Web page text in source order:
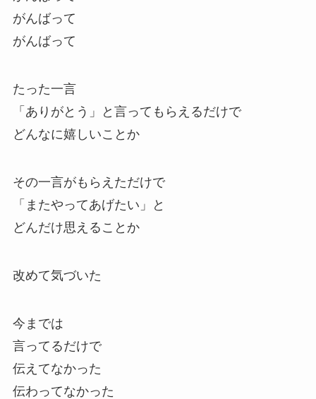
がんばって
がんばって
たった一言
「ありがとう」と言ってもらえるだけで
どんなに嬉しいことか
その一言がもらえただけで
「またやってあげたい」と
どんだけ思えることか
改めて気づいた
今までは
言ってるだけで
伝えてなかった
伝わってなかった